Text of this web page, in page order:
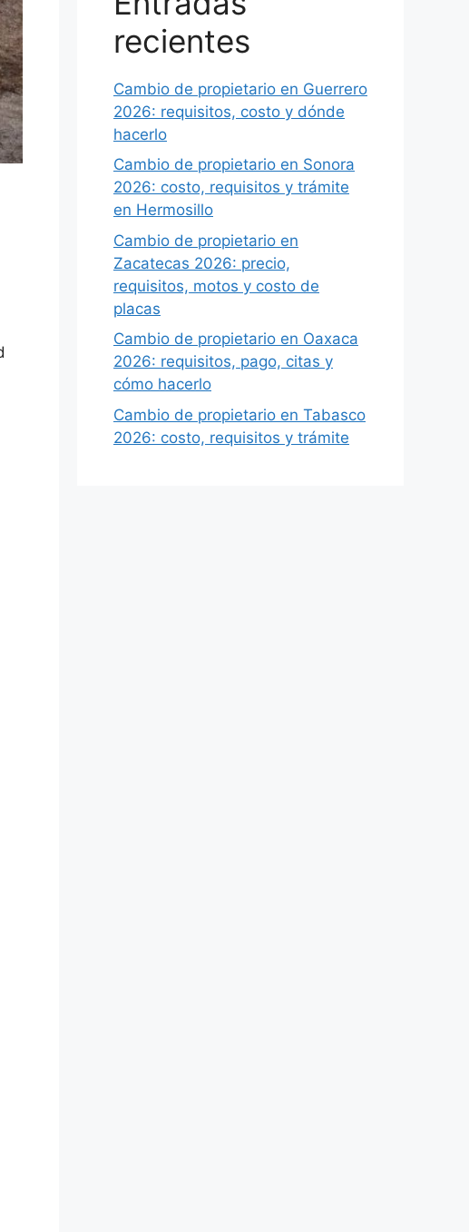
recientes
Cambio de propietario en Guerrero
2026: requisitos, costo y dónde
hacerlo
Cambio de propietario en Sonora
2026: costo, requisitos y trámite
en Hermosillo
Cambio de propietario en
Zacatecas 2026: precio,
requisitos, motos y costo de
placas
Cambio de propietario en Oaxaca
2026: requisitos, pago, citas y
cómo hacerlo
Cambio de propietario en Tabasco
2026: costo, requisitos y trámite